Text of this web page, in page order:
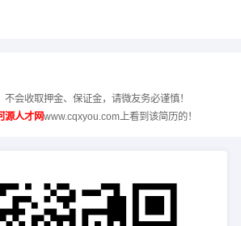
会收取押金、保证金，请微友务必谨慎！
源人才网www.cqxyou.com上看到该简历的！